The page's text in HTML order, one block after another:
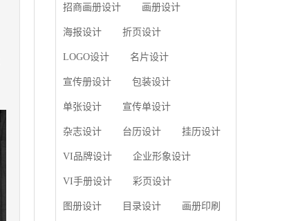
能力;摄影人员拍摄出真
片的能力;设计人员高水
作软件，深谙画册设...
关注 现在企业都在
使用产品画册来进行市
设计就应该更多的重视
一个成功的高档产品画
司的企业精神、核心理
招商画册设计 画册设计
海报设计 折页设计
LOGO设计 名片设计
宣传册设计 包装设计
单张设计 宣传单设计
杂志设计 台历设计 挂历设计
VI品牌设计 企业形象设计
VI手册设计 彩页设计
图册设计 目录设计 画册印刷